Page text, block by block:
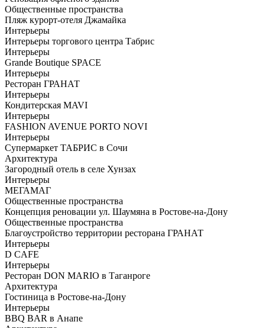
Общественные пространства
Пляж курорт-отеля Джамайка
Интерьеры
Интерьеры торгового центра Табрис
Интерьеры
Grande Boutique SPACE
Интерьеры
Ресторан ГРАНАТ
Интерьеры
Кондитерская MAVI
Интерьеры
FASHION AVENUE PORTO NOVI
Интерьеры
Супермаркет ТАБРИС в Сочи
Архитектура
Загородный отель в селе Хунзах
Интерьеры
МЕГАМАГ
Общественные пространства
Концепция реновации ул. Шаумяна в Ростове-на-Дону
Общественные пространства
Благоустройство территории ресторана ГРАНАТ
Интерьеры
D CAFE
Интерьеры
Ресторан DON MARIO в Таганроге
Архитектура
Гостиница в Ростове-на-Дону
Интерьеры
BBQ BAR в Анапе